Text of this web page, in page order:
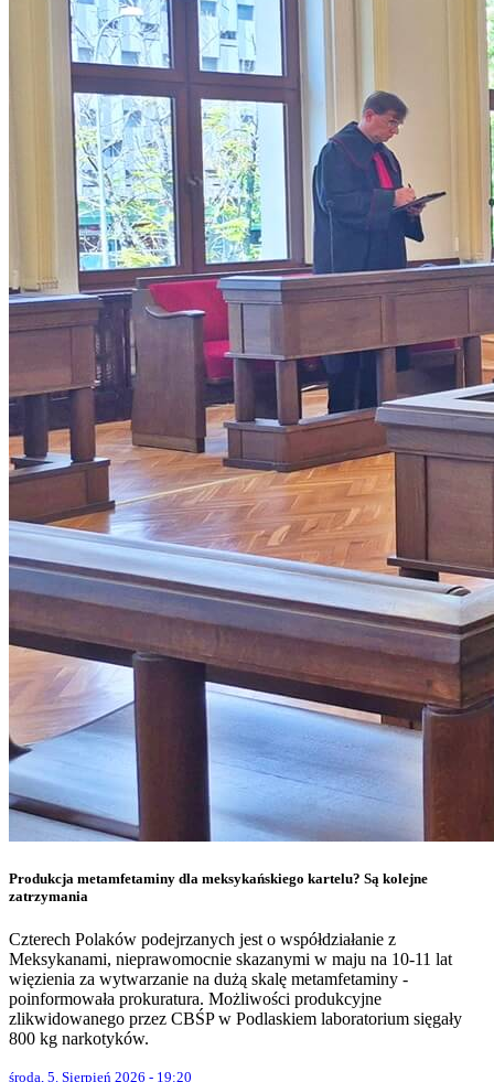
Produkcja metamfetaminy dla meksykańskiego kartelu? Są kolejne
zatrzymania
Czterech Polaków podejrzanych jest o współdziałanie z
Meksykanami, nieprawomocnie skazanymi w maju na 10-11 lat
więzienia za wytwarzanie na dużą skalę metamfetaminy -
poinformowała prokuratura. Możliwości produkcyjne
zlikwidowanego przez CBŚP w Podlaskiem laboratorium sięgały
800 kg narkotyków.
środa, 5. Sierpień 2026 - 19:20